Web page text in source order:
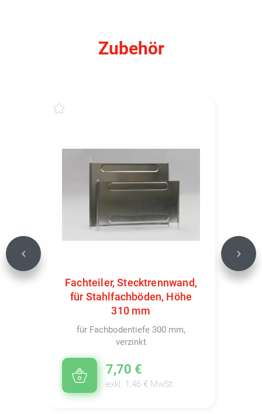
Zubehör
Fachteiler, Stecktrennwand,
für Stahlfachböden, Höhe
310 mm
für Fachbodentiefe 300 mm,
verzinkt
7,70 €
exkl. 1,46 € MwSt.
Previous Next